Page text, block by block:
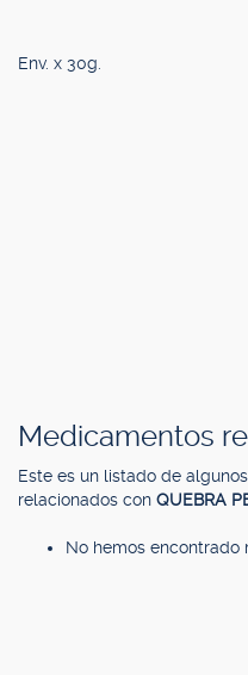
Env. x 30g.
Medicamentos
Este es un listado de
relacionados con QUEBRA
No hemos encontrado